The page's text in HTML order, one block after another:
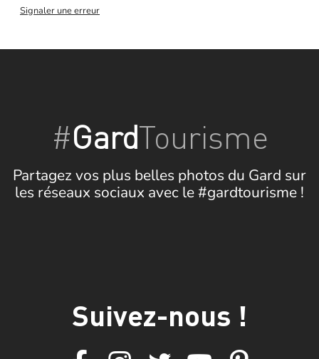
Signaler une erreur
#GardTourisme
Partagez vos plus belles photos du Gard sur
les réseaux sociaux avec le #gardtourisme !
Suivez-nous !